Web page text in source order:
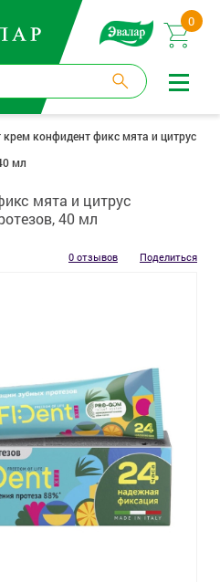
0
не выбран,изменить
крем конфидент фикс мята и цитрус
мл
мята и цитрус
40 мл
0 отзывов Поделиться